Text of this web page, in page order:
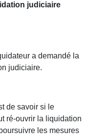
judiciaire
a demandé la
judiciaire.
de savoir si le
ré-ouvrir la liquidation
les mesures